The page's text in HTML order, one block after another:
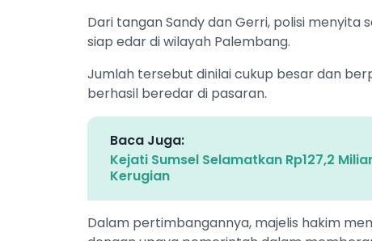
Dari tangan Sandy dan Gerri, polisi
siap edar di wilayah Palembang.
Jumlah tersebut dinilai cukup besar dan
berhasil beredar di pasaran.
Baca Juga:
Kejati Sumsel Selamatkan Rp127,2
Kerugian
Dalam pertimbangannya, majelis hakim